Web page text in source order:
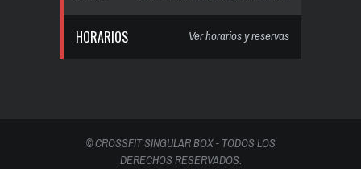
HORARIOS Ver horarios y reservas
© CROSSFIT SINGULAR BOX - TODOS LOS
DERECHOS RESERVADOS.